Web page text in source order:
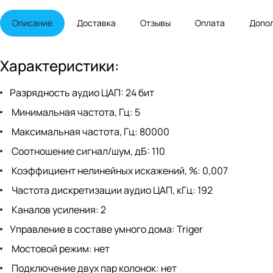
Описание Доставка Отзывы Оплата
Характеристики:
Разрядность аудио ЦАП: 24 бит
Минимальная частота, Гц: 5
Максимальная частота, Гц: 80000
Соотношение сигнал/шум, дБ: 110
Коэффициент нелинейных искажений, %: 0,007
Частота дискретизации аудио ЦАП, кГц: 192
Каналов усиления: 2
Управление в составе умного дома: Triger
Мостовой режим: нет
Подключение двух пар колонок: нет